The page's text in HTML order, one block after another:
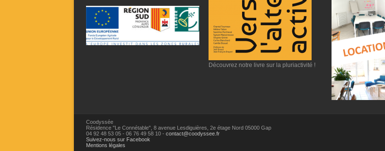
Découvrez notre livre sur la pluriactivité !
Coodyssée
Résidence "Le Connétable", 8 avenue Lesdiguières, 2e étage Nord 05000 Gap
04 92 48 53 05 - 06 76 49 58 10 - contact@coodyssee.fr
Suivez-nous sur Facebook
Mentions légales